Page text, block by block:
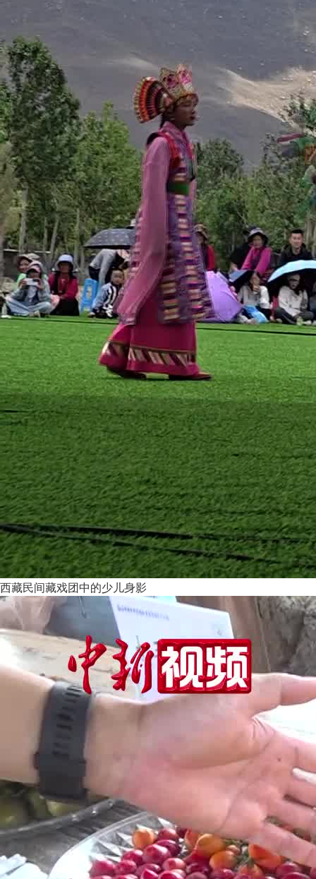
西藏民间藏戏团中的少儿身影